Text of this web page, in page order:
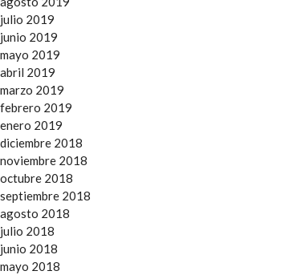
julio 2019
junio 2019
mayo 2019
abril 2019
marzo 2019
febrero 2019
enero 2019
diciembre 2018
noviembre 2018
octubre 2018
septiembre 2018
agosto 2018
julio 2018
junio 2018
mayo 2018